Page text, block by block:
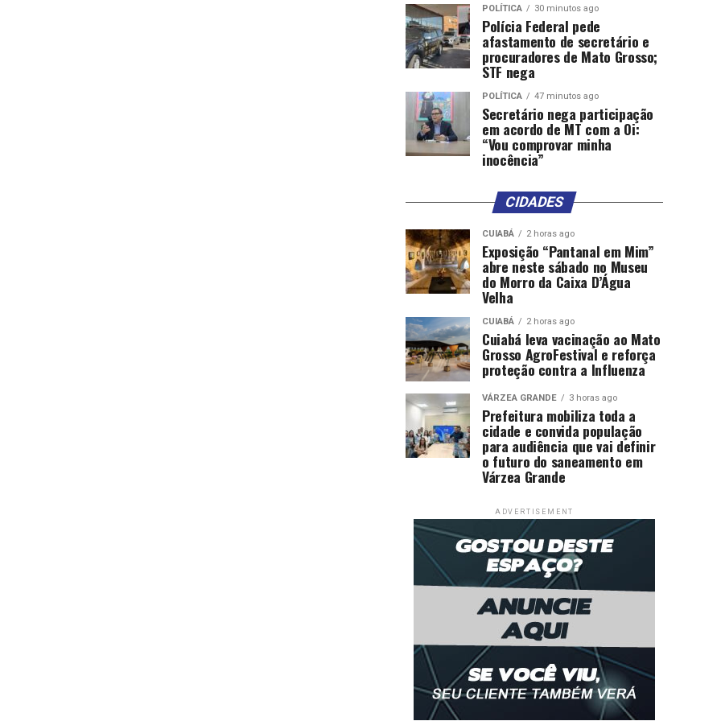
POLÍTICA 30 minutos ago
Polícia Federal pede
afastamento de secretário e
procuradores de Mato Grosso;
STF nega
POLÍTICA 47 minutos ago
Secretário nega participação
em acordo de MT com a Oi:
“Vou comprovar minha
inocência”
CIDADES
CUIABÁ 2 horas ago
Exposição “Pantanal em Mim”
abre neste sábado no Museu
do Morro da Caixa D’Água
Velha
CUIABÁ 2 horas ago
Cuiabá leva vacinação ao Mato
Grosso AgroFestival e reforça
proteção contra a Influenza
VÁRZEA GRANDE 3 horas ago
Prefeitura mobiliza toda a
cidade e convida população
para audiência que vai definir
o futuro do saneamento em
Várzea Grande
ADVERTISEMENT